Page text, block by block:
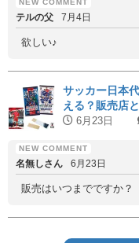
テルの父 7月4日
欲しい♪
サッカー日本
える？販売店
6月23日
名無しさん 6月23日
販売はいつまでですか？